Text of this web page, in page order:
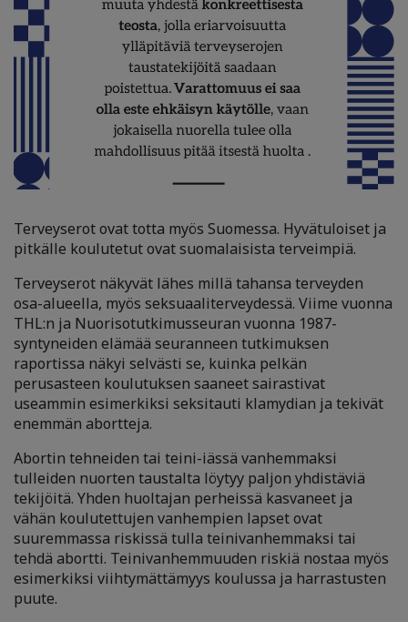
Terveyserot ovat totta myös Suomessa. Hyvätuloiset ja
pitkälle koulutetut ovat suomalaisista terveimpiä.
Terveyserot näkyvät lähes millä tahansa terveyden
osa-alueella, myös seksuaaliterveydessä. Viime vuonna
THL:n ja Nuorisotutkimusseuran vuonna 1987-
syntyneiden elämää seuranneen tutkimuksen
raportissa näkyi selvästi se, kuinka pelkän
perusasteen koulutuksen saaneet sairastivat
useammin esimerkiksi seksitauti klamydian ja tekivät
enemmän abortteja.
Abortin tehneiden tai teini-iässä vanhemmaksi
tulleiden nuorten taustalta löytyy paljon yhdistäviä
tekijöitä. Yhden huoltajan perheissä kasvaneet ja
vähän koulutettujen vanhempien lapset ovat
suuremmassa riskissä tulla teinivanhemmaksi tai
tehdä abortti. Teinivanhemmuuden riskiä nostaa myös
esimerkiksi viihtymättämyys koulussa ja harrastusten
puute.